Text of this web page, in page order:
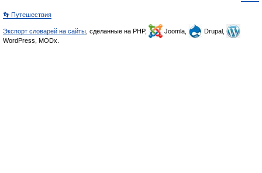
👣 Путешествия
Экспорт словарей на сайты , сделанные на PHP, Joomla,
Drupal,
WordPress, MODx.